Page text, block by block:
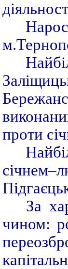
проти
За
чином: